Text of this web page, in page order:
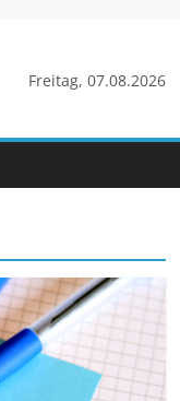
Freitag, 07.08.2026